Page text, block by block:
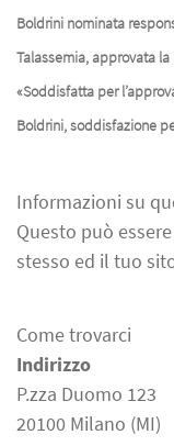
Boldrini nominata
Talassemia, approvata
«Soddisfatta per
Boldrini, soddisfazione
Informazioni su
Questo può
stesso ed il tuo
Come trovarci
Indirizzo
P.zza Duomo 123
20100 Milano (MI)